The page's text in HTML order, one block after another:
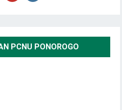
PCNU PONOROGO